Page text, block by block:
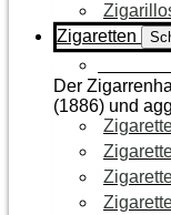
Zigaretten
Der
(1886) und